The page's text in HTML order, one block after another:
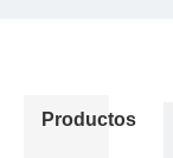
Productos